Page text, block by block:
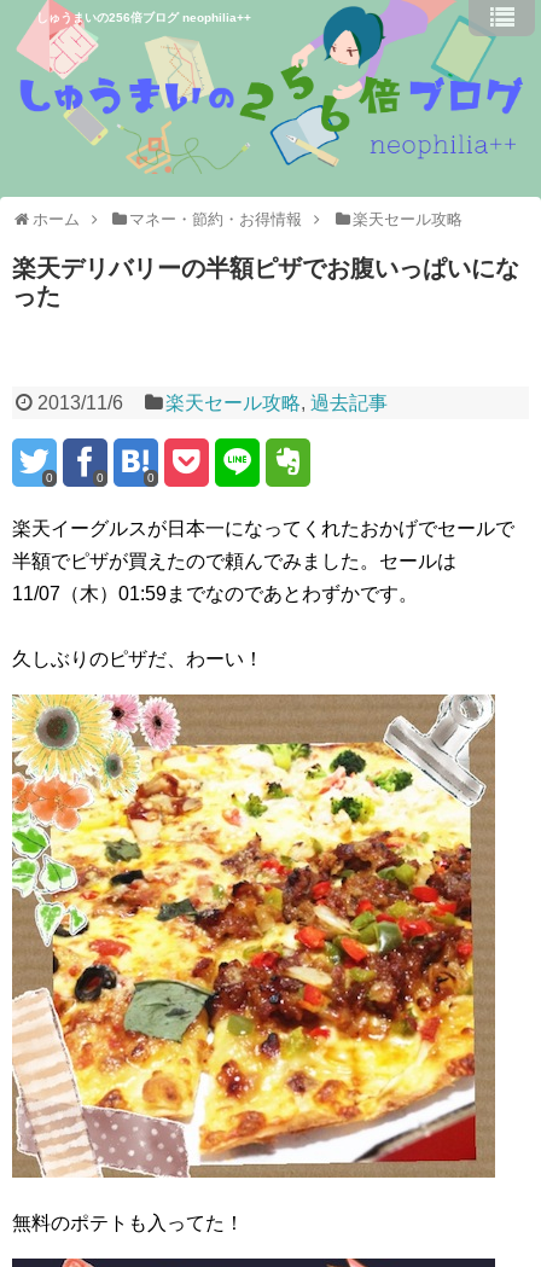
しゅうまいの256倍ブログ neophilia++
ホーム マネー・節約・お得情報 楽天セール攻略
楽天デリバリーの半額ピザでお腹いっぱいにな
った
2013/11/6 楽天セール攻略,過去記事
0 0 0
楽天イーグルスが日本一になってくれたおかげでセールで
半額でピザが買えたので頼んでみました。セールは
11/07（木）01:59までなのであとわずかです。
久しぶりのピザだ、わーい！
無料のポテトも入ってた！